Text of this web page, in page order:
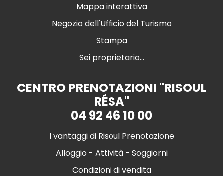
Mappa interattiva
Negozio dell'Ufficio del Turismo
Stampa
Sei proprietario...
CENTRO PRENOTAZIONI "RISOUL
RÉSA"
04 92 46 10 00
I vantaggi di Risoul Prenotazione
Alloggio - Attività - Soggiorni
Condizioni di vendita